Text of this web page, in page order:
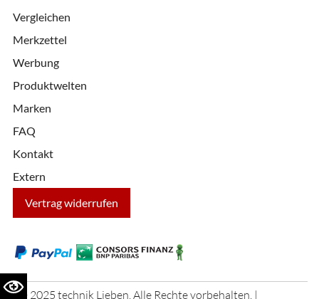
Vergleichen
Merkzettel
Werbung
Produktwelten
Marken
FAQ
Kontakt
Extern
Vertrag widerrufen
© 2025 technik Lieben. Alle Rechte vorbehalten. |